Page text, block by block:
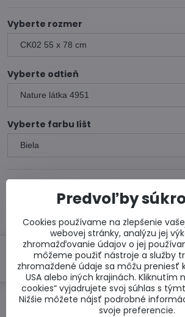
Vyberte rozmer
Vyberte odtieň
Vyberte farbu líšt
15,15 €
85,85 €
Do
Otázka k produktu Doručenia
Predvoľby
Cookies používame na zlepšenie
webovej stránky, analýzu jej
zhromažďovanie údajov o jej
môžeme použiť nástroje a služby
zhromaždené údaje sa môžu preniesť
USA alebo iných krajinách. Kliknutím
cookies“ vyjadrujete svoj súhlas s
Nižšie môžete nájsť podrobné
svoje preferencie.